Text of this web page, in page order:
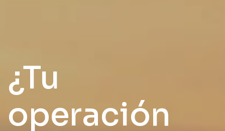
¿Tu
operación